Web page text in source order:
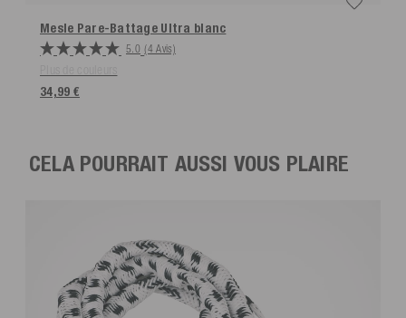
Mesle Pare-Battage Ultra blanc
5.0 (4 Avis)
34,99 €
CELA POURRAIT AUSSI VOUS PLAIRE